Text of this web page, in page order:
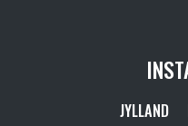
JYLLAND